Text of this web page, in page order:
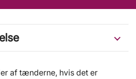
af tænderne, hvis det er